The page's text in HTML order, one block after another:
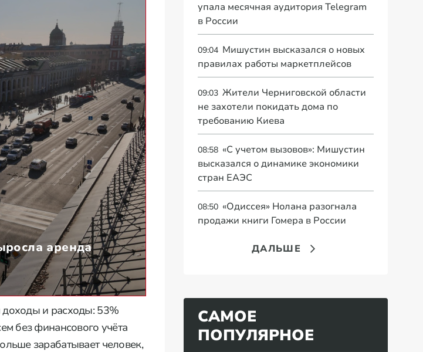
аренда
и расходы: 53%
без финансового учёта
зарабатывает человек,
упала месячная аудитория Telegram
в России
09:04 Мишустин высказался о новых
правилах работы маркетплейсов
09:03 Жители Черниговской области
не захотели покидать дома по
требованию Киева
08:58 «С учетом вызовов»: Мишустин
высказался о динамике экономики
стран ЕАЭС
08:50 «Одиссея» Нолана разогнала
продажи книги Гомера в России
ДАЛЬШЕ
САМОЕ
ПОПУЛЯРНОЕ